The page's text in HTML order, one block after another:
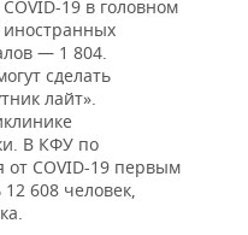
19 в головном
иностранных
— 1 804.
сделать
лайт».
В КФУ по
от COVID-19 первым
608 человек,